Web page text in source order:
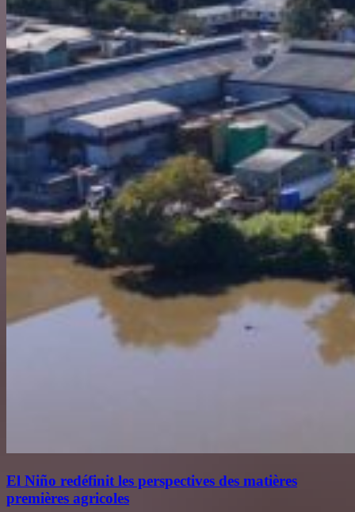
El Niño redéfinit les perspectives des matières
premières agricoles